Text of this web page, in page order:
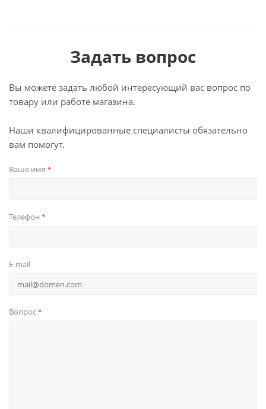
Задать вопрос
Вы можете задать любой интересующий вас вопрос по
товару или работе магазина.
Наши квалифицированные специалисты обязательно
вам помогут.
Ваше имя *
Телефон *
E-mail
Вопрос*